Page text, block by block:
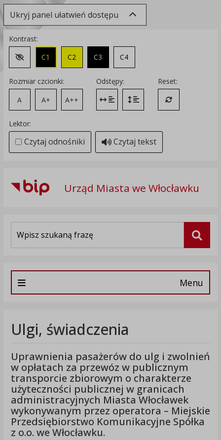
Ukryj panel ułatwień dostępu
Kontrast:
Zmień kontrast na domyślny
C1 C2 C3 C4
Rozmiar czcionki:
A
A+ A++
Odstępy:
Zmień odstęp między literami
Zmień interlinię i margines
Reset:
Przywróć
Lektor:
Czytaj odnośniki Czytaj tekst
Urząd Miasta we Włocławku
Menu
Ulgi, świadczenia
Uprawnienia pasażerów do ulg i zwolnień
w opłatach za przewóz w publicznym
transporcie zbiorowym o charakterze
użyteczności publicznej w granicach
administracyjnych Miasta Włocławek
wykonywanym przez operatora – Miejskie
Przedsiębiorstwo Komunikacyjne Spółka
z o.o. we Włocławku.